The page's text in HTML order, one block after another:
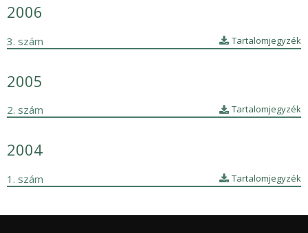
2006
3. szám Tartalomjegyzék
2005
2. szám Tartalomjegyzék
2004
1. szám Tartalomjegyzék